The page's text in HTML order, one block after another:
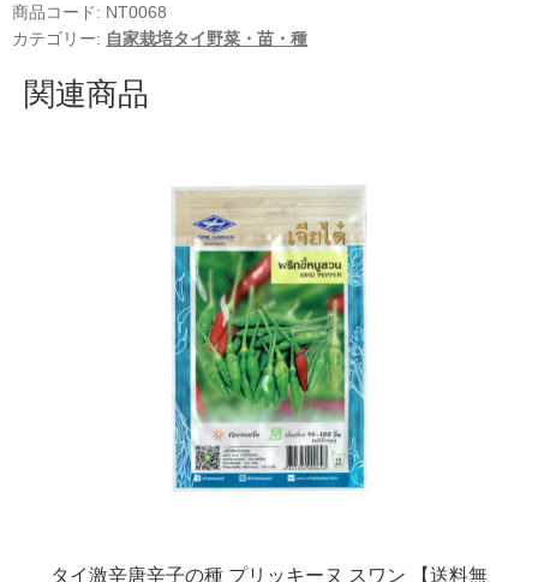
商品コード: NT0068
カテゴリー: 自家栽培タイ野菜・苗・種
関連商品
タイ激辛唐辛子の種 プリッキーヌ スワン 【送料無